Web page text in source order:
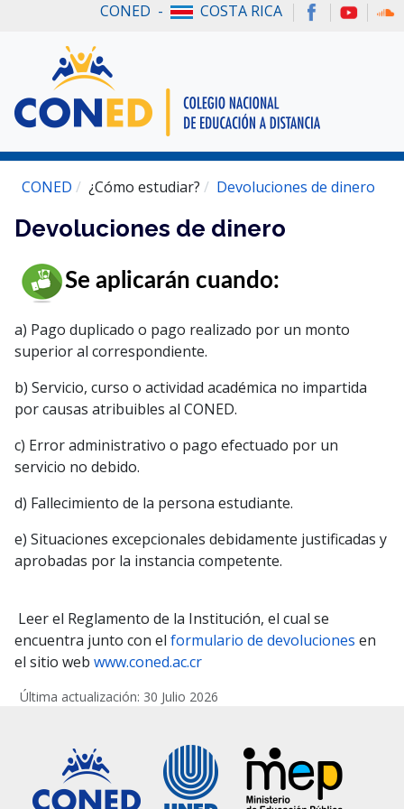
CONED - COSTA RICA
CONED ¿Cómo estudiar? Devoluciones de dinero
Devoluciones de dinero
Se aplicarán cuando:
a) Pago duplicado o pago realizado por un monto
superior al correspondiente.
b) Servicio, curso o actividad académica no impartida
por causas atribuibles al CONED.
c) Error administrativo o pago efectuado por un
servicio no debido.
d) Fallecimiento de la persona estudiante.
e) Situaciones excepcionales debidamente justificadas y
aprobadas por la instancia competente.
Leer el Reglamento de la Institución, el cual se
encuentra junto con el formulario de devoluciones en
el sitio web www.coned.ac.cr
Última actualización: 30 Julio 2026